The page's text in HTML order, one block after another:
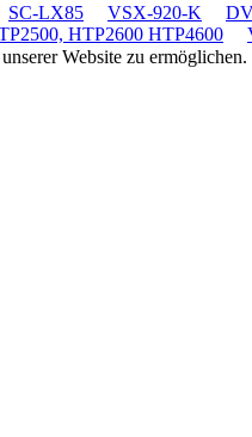
SC-LX85 VSX-920-K
HTP2600 HTP4600
Website zu ermöglichen.